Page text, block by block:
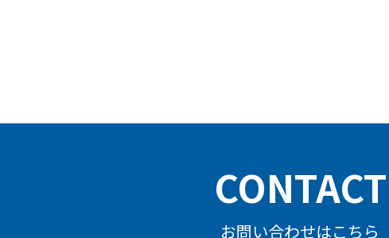
CONTACT
お問い合わせはこちら